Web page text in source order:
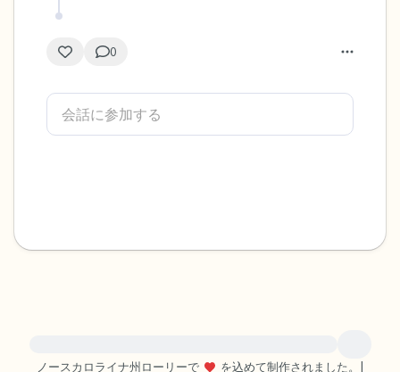
0
ノースカロライナ州ローリーで
を込めて制作されました。